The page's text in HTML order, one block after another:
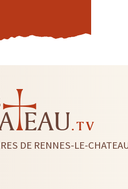
DE RENNES-LE-